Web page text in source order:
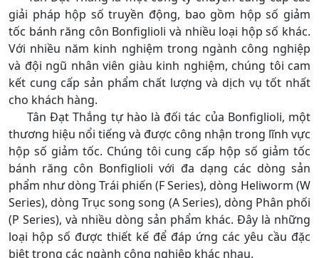
giải pháp hộp số truyền động, bao gồm hộp số giảm
tốc bánh răng côn Bonfiglioli và nhiều loại hộp số khác.
Với nhiều năm kinh nghiệm trong ngành công nghiệp
và đội ngũ nhân viên giàu kinh nghiệm, chúng tôi cam
kết cung cấp sản phẩm chất lượng và dịch vụ tốt nhất
cho khách hàng.
Tân Đạt Thắng tự hào là đối tác của Bonfiglioli, một
thương hiệu nổi tiếng và được công nhận trong lĩnh vực
hộp số giảm tốc. Chúng tôi cung cấp hộp số giảm tốc
bánh răng côn Bonfiglioli với đa dạng các dòng sản
phẩm như dòng Trái phiến (F Series), dòng Heliworm (W
Series), dòng Trục song song (A Series), dòng Phân phối
(P Series), và nhiều dòng sản phẩm khác. Đây là những
loại hộp số được thiết kế để đáp ứng các yêu cầu đặc
biệt trong các ngành công nghiệp khác nhau.